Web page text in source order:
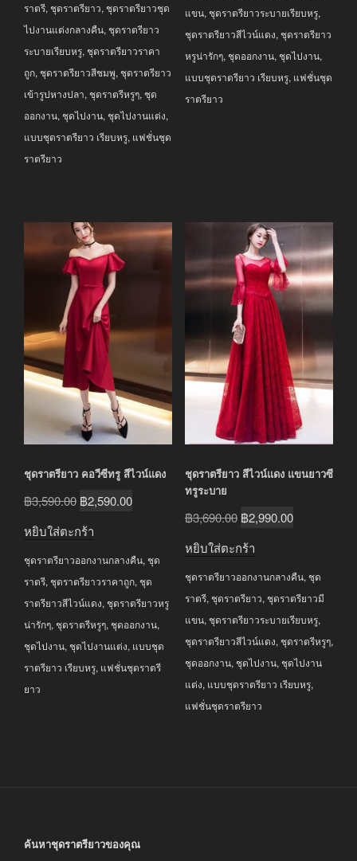
ราตรี, ชุดราตรียาว, ชุดราตรียาวชุด
ไปงานแต่งกลางคืน, ชุดราตรียาว
ระบายเรียบหรู, ชุดราตรียาวราคา
ถูก, ชุดราตรียาวสีชมพู, ชุดราตรียาว
เข้ารูปหางปลา, ชุดราตรีหรูๆ, ชุด
ออกงาน, ชุดไปงาน, ชุดไปงานแต่ง,
แบบชุดราตรียาว เรียบหรู, แฟชั่นชุด
ราตรียาว
แขน, ชุดราตรียาวระบายเรียบหรู,
ชุดราตรียาวสีไวน์แดง, ชุดราตรียาว
หรูน่ารักๆ, ชุดออกงาน, ชุดไปงาน,
แบบชุดราตรียาว เรียบหรู, แฟชั่นชุด
ราตรียาว
ชุดราตรียาว คอวีซีทรู สีไวน์แดง
฿3,590.00 Original
price
฿3,590.00.
฿2,590.00Current
฿2,590.00.
หยิบใส่ตะกร้า
ชุดราตรียาวออกงานกลางคืน, ชุด
ราตรี, ชุดราตรียาวราคาถูก, ชุด
ราตรียาวสีไวน์แดง, ชุดราตรียาวหรู
น่ารักๆ, ชุดราตรีหรูๆ, ชุดออกงาน,
ชุดไปงาน, ชุดไปงานแต่ง, แบบชุด
ราตรียาว เรียบหรู, แฟชั่นชุดราตรี
ยาว
ชุดราตรียาว สีไวน์แดง แขนยาวซี
ทรูระบาย
฿3,690.00 Original
price
฿3,690.00.
฿2,990.00Current
฿2,990.00.
หยิบใส่ตะกร้า
ชุดราตรียาวออกงานกลางคืน, ชุด
ราตรี, ชุดราตรียาว, ชุดราตรียาวมี
แขน, ชุดราตรียาวระบายเรียบหรู,
ชุดราตรียาวสีไวน์แดง, ชุดราตรีหรูๆ,
ชุดออกงาน, ชุดไปงาน, ชุดไปงาน
แต่ง, แบบชุดราตรียาว เรียบหรู,
แฟชั่นชุดราตรียาว
ค้นหาชุดราตรียาวของคุณ